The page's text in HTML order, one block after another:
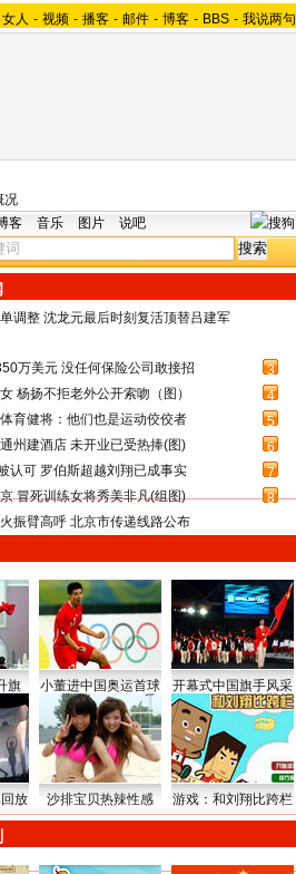
女人 - 视频 - 播客 - 邮件 - 博客 - BBS - 我说两句
况
客 音乐 图片 说吧
调整 沈龙元最后时刻复活顶替吕建军
万美元 没任何保险公司敢接招
3
杨扬不拒老外公开索吻（图）
4
育健将：他们也是运动佼佼者
5
州建酒店 未开业已受热捧(图)
6
认可 罗伯斯超越刘翔已成事实
7
冒死训练女将秀美非凡(组图)
8
振臂高呼 北京市传递线路公布
旗 小董进中国奥运首球 开幕式中国旗手风采
放 沙排宝贝热辣性感 游戏：和刘翔比跨栏